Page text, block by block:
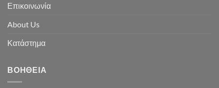
Επικοινωνία
About Us
Κατάστημα
ΒΟΉΘΕΙΑ